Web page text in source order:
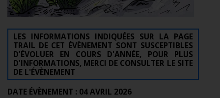
LES INFORMATIONS INDIQUÉES SUR LA PAGE
TRAIL DE CET ÉVÈNEMENT SONT SUSCEPTIBLES
D'ÉVOLUER EN COURS D'ANNÉE, POUR PLUS
D'INFORMATIONS, MERCI DE CONSULTER LE SITE
DE L'ÉVÈNEMENT
DATE ÉVÈNEMENT : 04 AVRIL 2026